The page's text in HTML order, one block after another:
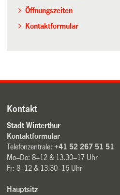
Öffnungszeiten
Kontaktformular
Kontakt
Stadt Winterthur
Kontaktformular
Telefonzentrale:+41 52 267 51 51
Mo–Do: 8–12 & 13.30–17 Uhr
Fr: 8–12 & 13.30–16 Uhr
Hauptsitz